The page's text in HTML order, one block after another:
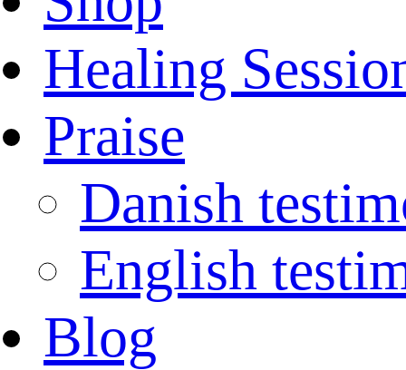
Healing
Praise
Danish
English
Blog